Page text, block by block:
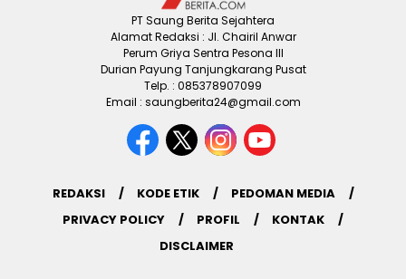
PT Saung Berita Sejahtera
Alamat Redaksi : Jl. Chairil Anwar
Perum Griya Sentra Pesona III
Durian Payung Tanjungkarang Pusat
Telp. : 085378907099
Email : saungberita24@gmail.com
REDAKSI KODE ETIK
PEDOMAN MEDIA
PRIVACY POLICY
PROFIL
KONTAK
DISCLAIMER